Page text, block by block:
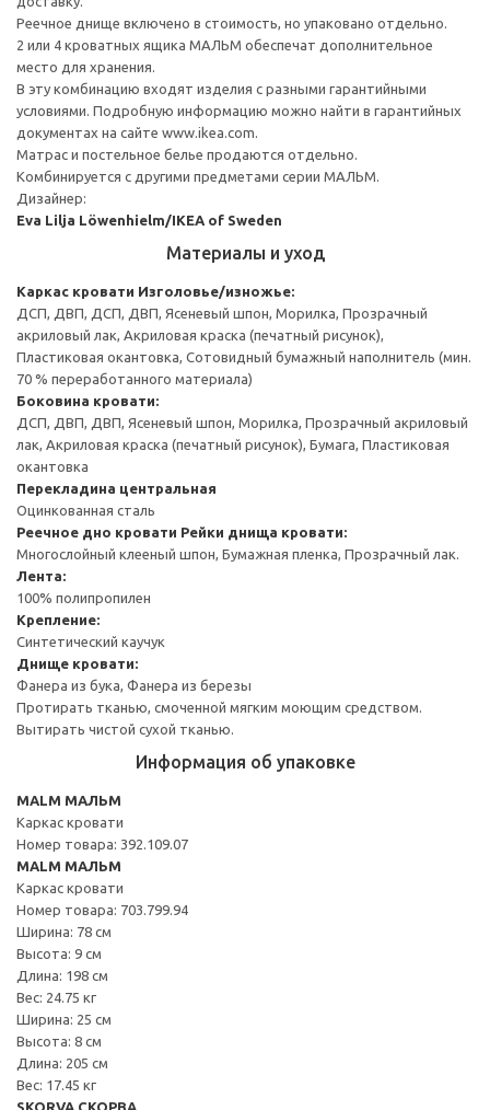
Реечное днище включено в стоимость, но упаковано отдельно.
2 или 4 кроватных ящика МАЛЬМ обеспечат дополнительное
место для хранения.
В эту комбинацию входят изделия с разными гарантийными
условиями. Подробную информацию можно найти в гарантийных
документах на сайте www.ikea.com.
Матрас и постельное белье продаются отдельно.
Комбинируется с другими предметами серии МАЛЬМ.
Дизайнер:
Eva Lilja Löwenhielm/IKEA of Sweden
Материалы и уход
Каркас кровати Изголовье/изножье:
ДСП, ДВП, ДСП, ДВП, Ясеневый шпон, Морилка, Прозрачный
акриловый лак, Акриловая краска (печатный рисунок),
Пластиковая окантовка, Сотовидный бумажный наполнитель (мин.
70 % переработанного материала)
Боковина кровати:
ДСП, ДВП, ДВП, Ясеневый шпон, Морилка, Прозрачный акриловый
лак, Акриловая краска (печатный рисунок), Бумага, Пластиковая
окантовка
Перекладина центральная
Оцинкованная сталь
Реечное дно кровати Рейки днища кровати:
Многослойный клееный шпон, Бумажная пленка, Прозрачный лак.
Лента:
100% полипропилен
Крепление:
Синтетический каучук
Днище кровати:
Фанера из бука, Фанера из березы
Протирать тканью, смоченной мягким моющим средством.
Вытирать чистой сухой тканью.
Информация об упаковке
MALM МАЛЬМ
Каркас кровати
Номер товара: 392.109.07
MALM МАЛЬМ
Каркас кровати
Номер товара: 703.799.94
Ширина: 78 см
Высота: 9 см
Длина: 198 см
Вес: 24.75 кг
Ширина: 25 см
Высота: 8 см
Длина: 205 см
Вес: 17.45 кг
SKORVA СКОРВА